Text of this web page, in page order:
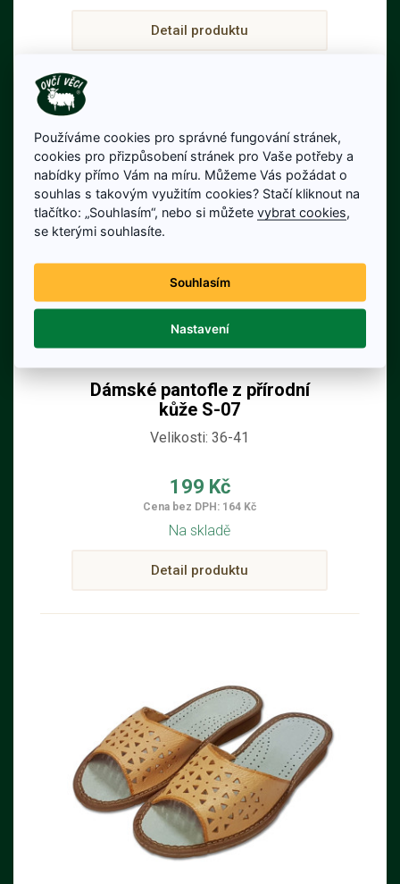
Detail produktu
Dámské pantofle z přírodní
kůže S-07
Velikosti: 36-41
199 Kč
Cena bez DPH: 164 Kč
Na skladě
Detail produktu
Používáme cookies pro správné fungování stránek,
cookies pro přizpůsobení stránek pro Vaše potřeby a
nabídky přímo Vám na míru. Můžeme Vás požádat o
souhlas s takovým využitím cookies? Stačí kliknout na
tlačítko: „Souhlasím“, nebo si můžetevybrat cookies
se kterými souhlasíte.
Souhlasím
Nastavení